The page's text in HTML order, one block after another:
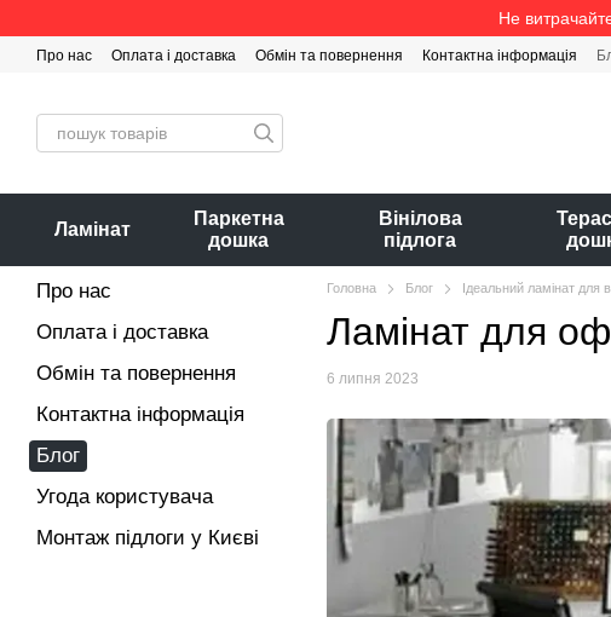
Не
Про нас Оплата і доставка Обмін та повернення Контактна інформація
Ламінат
Паркетна
дошка
Вінілова
підлога
Головна Блог Ідеальний ламінат
Ламінат для
6 липня 2023
Про нас
Оплата і доставка
Обмін та повернення
Контактна інформація
Блог
Угода користувача
Монтаж підлоги у Києві